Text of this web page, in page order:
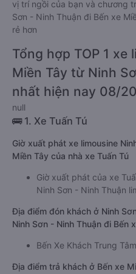
vị trí ngồi của bạn và chương
Sơn - Ninh Thuận đi Bến xe
rẻ hơn
Tổng hợp TOP 1 xe
Miền Tây từ Ninh
nhất hiện nay 08/
null
🚌 1. Xe Tuấn Tú
Giờ xuất phát xe limousine
Miền Tây của nhà xe Tuấn Tú
Giờ xuất phát của xe
Ninh Sơn - Ninh Thuận
Địa điểm đón khách ở Ninh
Ninh Sơn - Ninh Thuận đi Bến
Bến Xe Khách Trung
Địa điểm trả khách ở Bến xe